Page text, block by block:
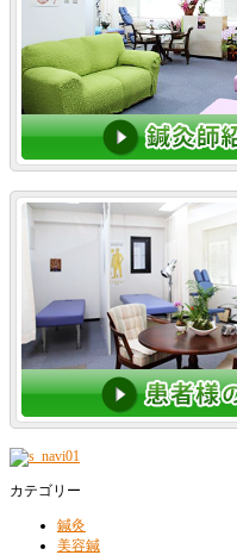
カテゴリー
鍼灸
美容鍼